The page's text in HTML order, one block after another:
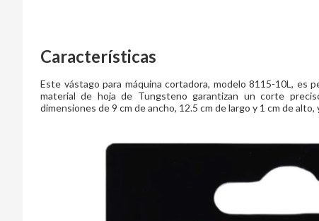
Características
Este vástago para máquina cortadora, modelo 8115-10L, es
material de hoja de Tungsteno garantizan un corte
dimensiones de 9 cm de ancho, 12.5 cm de largo y 1 cm de alto,